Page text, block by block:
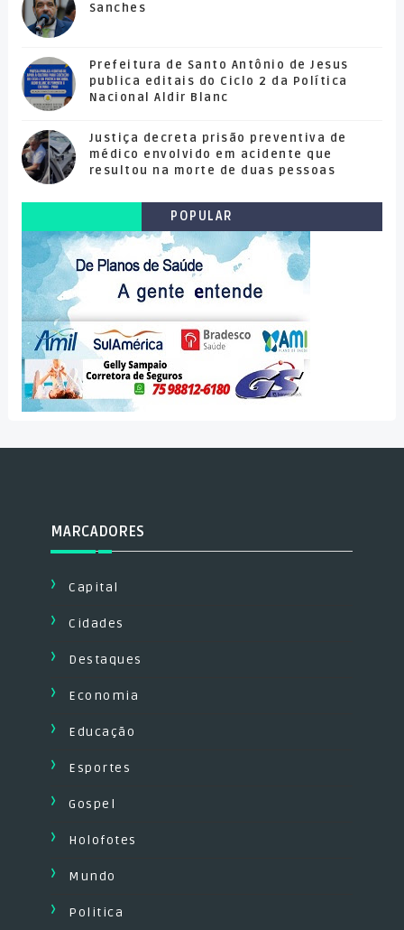
Sanches
Prefeitura de Santo Antônio de Jesus
publica editais do Ciclo 2 da Política
Nacional Aldir Blanc
Justiça decreta prisão preventiva de
médico envolvido em acidente que
resultou na morte de duas pessoas
POPULAR
MARCADORES
Capital
Cidades
Destaques
Economia
Educação
Esportes
Gospel
Holofotes
Mundo
Politica